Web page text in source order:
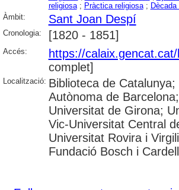
religiosa; Pràctica religiosa;
Àmbit:
Sant Joan Despí
Cronologia: [1820 - 1851]
Accés:
https://
complet]
Localització: Biblioteca de
Autònoma de
Universitat de Girona;
Vic-Universitat Central
Universitat Rovira i
Fundació Bosch i